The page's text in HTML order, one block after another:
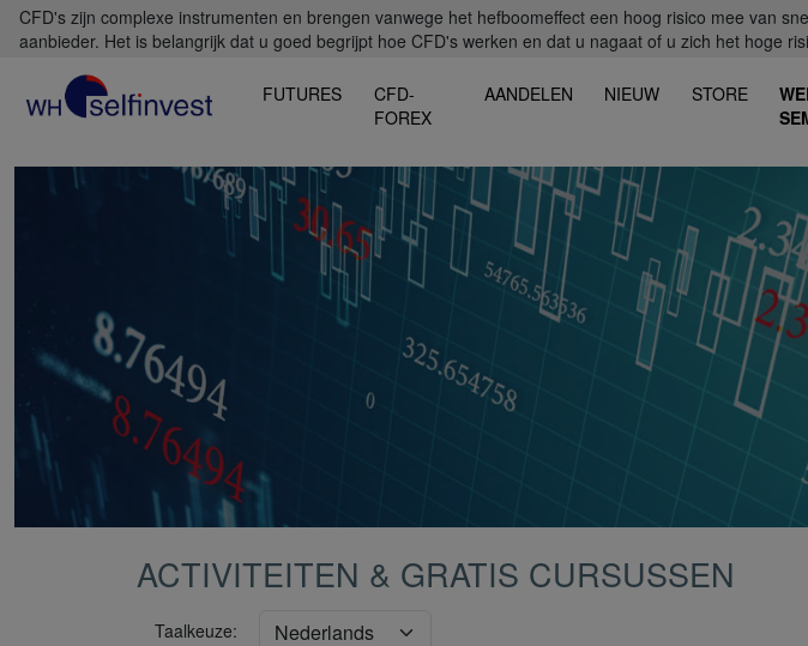
CFD's zijn complexe instrumenten en brengen vanwege het hefboomeffect een hoog risico mee van
aanbieder. Het is belangrijk dat u goed begrijpt hoe CFD's werken en dat u nagaat of u zich het hoge
FUTURES
CFD-
FOREX
AANDELEN NIEUW STORE
ACTIVITEITEN & GRATIS CURSUSSEN
Taalkeuze: